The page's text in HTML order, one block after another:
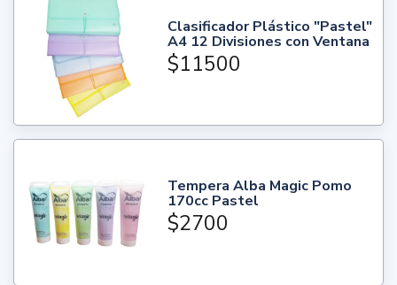
Clasificador Plástico "Pastel"
A4 12 Divisiones con Ventana
$11500
Tempera Alba Magic Pomo
170cc Pastel
$2700